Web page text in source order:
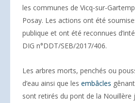
les communes de Vicq-sur-
Posay. Les actions ont été
publique et ont été reconnues
DIG n°DDT/SEB/2017/406.
Les arbres morts, penchés ou
d’eau ainsi que les embâcles
sont retirés du pont de la Nouillère